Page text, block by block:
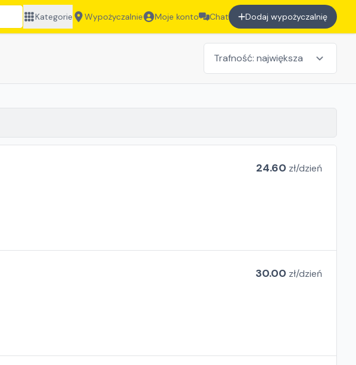
Kategorie Wypożyczalnie Moje konto Chat Dodaj wypożyczalnię
24.60 zł/dzień
30.00 zł/dzień